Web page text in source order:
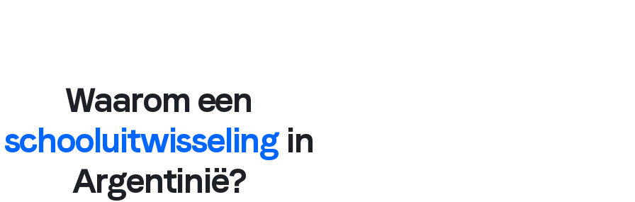
Waarom een
schooluitwisselingin
Argentinië?